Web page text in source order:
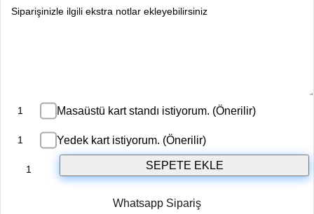
Masaüstü kart standı istiyorum. (Önerilir)
Yedek kart istiyorum. (Önerilir)
SEPETE EKLE
Whatsapp Sipariş